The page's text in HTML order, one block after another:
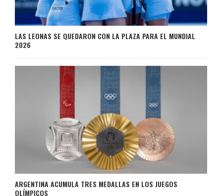
LAS LEONAS SE QUEDARON CON LA PLAZA PARA EL MUNDIAL
2026
ARGENTINA ACUMULA TRES MEDALLAS EN LOS JUEGOS
OLÍMPICOS